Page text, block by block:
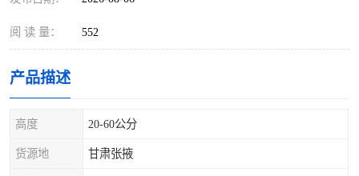
阅 读 量： 552
产品描述
高度 20-60公分
货源地 甘肃张掖